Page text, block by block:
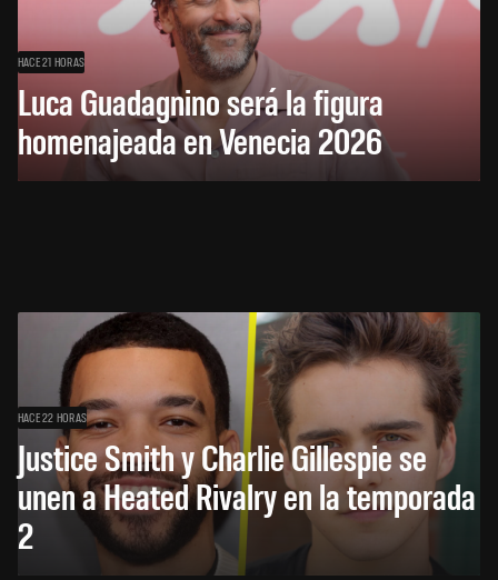
HACE 21 HORAS
Luca Guadagnino será la figura
homenajeada en Venecia 2026
HACE 22 HORAS
Justice Smith y Charlie Gillespie se
unen a Heated Rivalry en la temporada
2